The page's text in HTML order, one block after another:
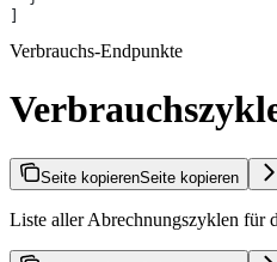
Verbrauchs-Endpunkte
Seite kopierenSeite kopieren
Liste aller Abrechnungszyklen für